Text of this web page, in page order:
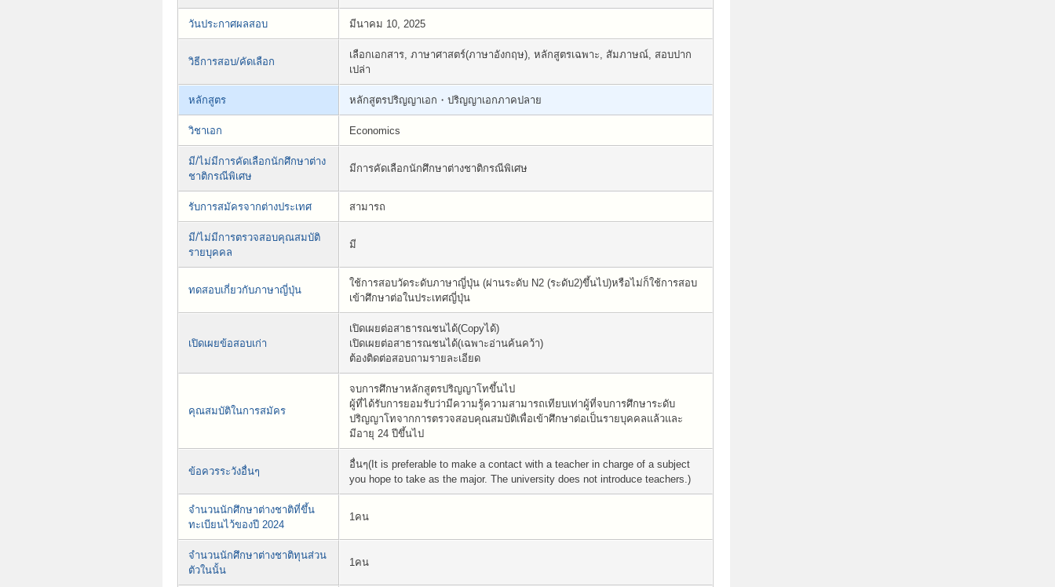
วันประกาศผลสอบ มีนาคม 10, 2025
วิธีการสอบ/คัดเลือก
เลือกเอกสาร, ภาษาศาสตร์(ภาษาอังกฤษ), หลักสูตรเฉพาะ, สัมภาษณ์, สอบปาก
เปล่า
หลักสูตร หลักสูตรปริญญาเอก・ปริญญาเอกภาคปลาย
วิชาเอก Economics
มี/ไม่มีการคัดเลือกนักศึกษาต่าง
ชาติกรณีพิเศษ
มีการคัดเลือกนักศึกษาต่างชาติกรณีพิเศษ
รับการสมัครจากต่างประเทศ สามารถ
มี/ไม่มีการตรวจสอบคุณสมบัติ
รายบุคคล
มี
ทดสอบเกี่ยวกับภาษาญี่ปุ่น
ใช้การสอบวัดระดับภาษาญี่ปุ่น (ผ่านระดับ N2 (ระดับ2)ขึ้นไป)หรือไม่ก็ใช้การสอบ
เข้าศึกษาต่อในประเทศญี่ปุ่น
เปิดเผยข้อสอบเก่า
เปิดเผยต่อสาธารณชนได้(Copyได้)
เปิดเผยต่อสาธารณชนได้(เฉพาะอ่านค้นคว้า)
ต้องติดต่อสอบถามรายละเอียด
คุณสมบัติในการสมัคร
จบการศึกษาหลักสูตรปริญญาโทขึ้นไป
ผู้ที่ได้รับการยอมรับว่ามีความรู้ความสามารถเทียบเท่าผู้ที่จบการศึกษาระดับ
ปริญญาโทจากการตรวจสอบคุณสมบัติเพื่อเข้าศึกษาต่อเป็นรายบุคคลแล้วและ
มีอายุ 24 ปีขึ้นไป
ข้อควรระวังอื่นๆ
อื่นๆ(It is preferable to make a contact with a teacher in charge of a subject
you hope to take as the major. The university does not introduce teachers.)
จำนวนนักศึกษาต่างชาติที่ขึ้น
ทะเบียนไว้ของปี 2024
1คน
จำนวนนักศึกษาต่างชาติทุนส่วน
ตัวในนั้น
1คน